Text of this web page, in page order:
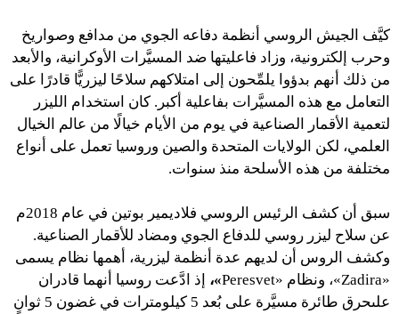
كيَّف الجيش الروسي أنظمة دفاعه الجوي من مدافع وصواريخ
وحرب إلكترونية، وزاد فاعليتها ضد المسيَّرات الأوكرانية، والأبعد
من ذلك أنهم بدؤوا يلمِّحون إلى امتلاكهم سلاحًا ليزريًّا قادرًا على
التعامل مع هذه المسيَّرات بفاعلية أكبر. كان استخدام الليزر
لتعمية الأقمار الصناعية في يوم من الأيام خيالًا من عالم الخيال
العلمي، لكن الولايات المتحدة والصين وروسيا تعمل على أنواع
مختلفة من هذه الأسلحة منذ سنوات.
سبق أن كشف الرئيس الروسي فلاديمير بوتين في عام 2018م
عن سلاح ليزر روسي للدفاع الجوي ومضاد للأقمار الصناعية.
وكشف الروس أن لديهم عدة أنظمة ليزرية، أهمها نظام يسمى
«Zadira»، ونظام «Peresvet
»، إذ ادَّعت روسيا أنهما قادران
علىحرق طائرة مسيَّرة على بُعد 5 كيلومترات في غضون 5 ثوانٍ